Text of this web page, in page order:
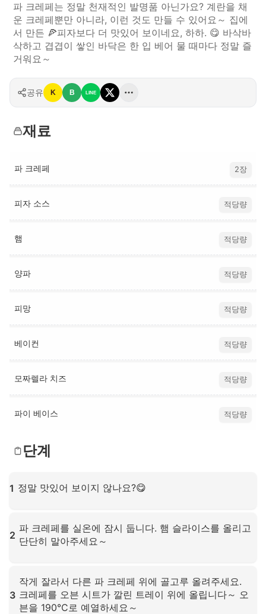
파 크레페는 정말 천재적인 발명품 아닌가요? 계란을 채
운 크레페뿐만 아니라, 이런 것도 만들 수 있어요～ 집에
서 만든 🍕피자보다 더 맛있어 보이네요, 하하. 😋 바삭바
삭하고 겹겹이 쌓인 바닥은 한 입 베어 물 때마다 정말 즐
거워요～
공유 K B LINE
재료
파 크레페 2장
피자 소스 적당량
햄 적당량
양파 적당량
피망 적당량
베이컨 적당량
모짜렐라 치즈 적당량
파이 베이스 적당량
단계
1 정말 맛있어 보이지 않나요?😋
2
파 크레페를 실온에 잠시 둡니다. 햄 슬라이스를 올리고
단단히 말아주세요～
3
작게 잘라서 다른 파 크레페 위에 골고루 올려주세요.
크레페를 오븐 시트가 깔린 트레이 위에 올립니다～ 오
븐을 190°C로 예열하세요～